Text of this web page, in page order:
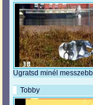
Ugratsd minél
Tobby